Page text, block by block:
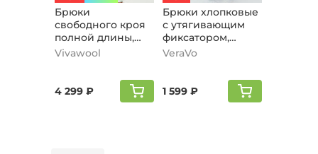
Брюки
свободного кроя
полной длины,
серо-голубой
Vivawool
4 299 ₽
Брюки хлопковые
с утягивающим
фиксатором,
серый
VeraVo
1 599 ₽